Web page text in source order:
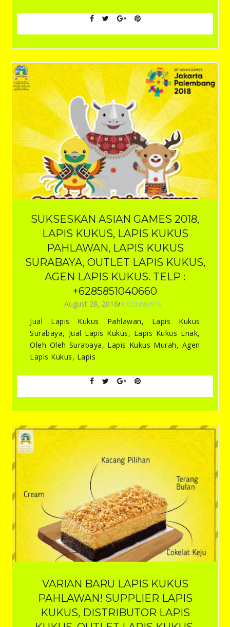
SUKSESKAN ASIAN GAMES 2018,
LAPIS KUKUS, LAPIS KUKUS
PAHLAWAN, LAPIS KUKUS
SURABAYA, OUTLET LAPIS KUKUS,
AGEN LAPIS KUKUS. TELP :
+6285851040660
August 28, 2018/ 0 COMMENTS
Jual Lapis Kukus Pahlawan, Lapis Kukus
Surabaya, Jual Lapis Kukus, Lapis Kukus Enak,
Oleh Oleh Surabaya, Lapis Kukus Murah, Agen
Lapis Kukus, Lapis
VARIAN BARU LAPIS KUKUS
PAHLAWAN! SUPPLIER LAPIS
KUKUS, DISTRIBUTOR LAPIS